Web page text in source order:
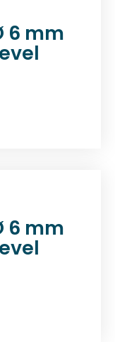
6 mm
6 mm